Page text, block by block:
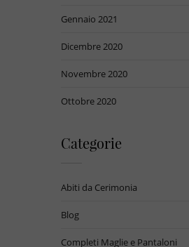
Gennaio 2021
Dicembre 2020
Novembre 2020
Ottobre 2020
Categorie
Abiti da Cerimonia
Blog
Completi Maglie e Pantaloni